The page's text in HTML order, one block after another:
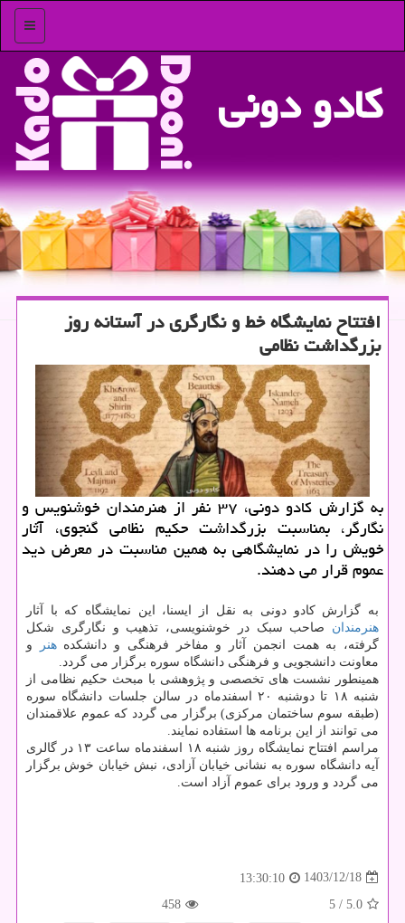
منو
كادو دونی
افتتاح نمایشگاه خط و نگارگری در آستانه روز
بزرگداشت نظامی
به گزارش کادو دونی، ۳۷ نفر از هنرمندان خوشنویس و
نگارگر، بمناسبت بزرگداشت حکیم نظامی گنجوی، آثار
خویش را در نمایشگاهی به همین مناسبت در معرض دید
عموم قرار می دهند.
به گزارش کادو دونی به نقل از ایسنا، این نمایشگاه که با آثار
هنرمندان صاحب سبک در خوشنویسی، تذهیب و نگارگری شکل
گرفته، به همت انجمن آثار و مفاخر فرهنگی و دانشکدههنر
و
معاونت دانشجویی و فرهنگی دانشگاه سوره برگزار می گردد.
همینطور نشست های تخصصی و پژوهشی با مبحث حکیم نظامی از
شنبه ۱۸ تا دوشنبه ۲۰ اسفندماه در سالن جلسات دانشگاه سوره
(طبقه سوم ساختمان مرکزی) برگزار می گردد که عموم علاقمندان
می توانند از این برنامه ها استفاده نمایند.
مراسم افتتاح نمایشگاه روز شنبه ۱۸ اسفندماه ساعت ۱۳ در گالری
آیه دانشگاه سوره به نشانی خیابان آزادی، نبش خیابان خوش برگزار
می گردد و ورود برای عموم آزاد است.
1403/12/18
13:30:10
5.0
/ 5
458